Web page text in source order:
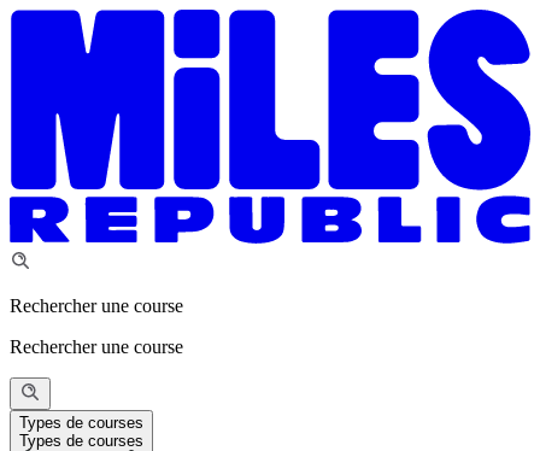
Rechercher une course
Rechercher une course
Types de courses
Types de courses